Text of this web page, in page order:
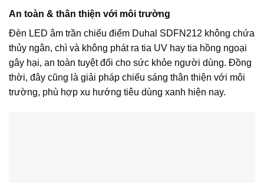
An toàn & thân thiện với môi trường
Đèn LED âm trần chiếu điểm Duhal SDFN212 không chứa
thủy ngân, chì và không phát ra tia UV hay tia hồng ngoại
gây hại, an toàn tuyệt đối cho sức khỏe người dùng. Đồng
thời, đây cũng là giải pháp chiếu sáng thân thiện với môi
trường, phù hợp xu hướng tiêu dùng xanh hiện nay.